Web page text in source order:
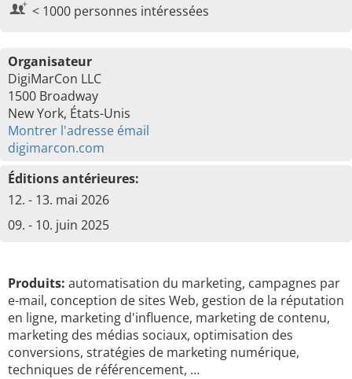
< 1000 personnes intéressées
Organisateur
DigiMarCon LLC
1500 Broadway
New York, États-Unis
Montrer l'adresse émail
digimarcon.com
Éditions antérieures:
12. - 13. mai 2026
09. - 10. juin 2025
Produits: automatisation du marketing, campagnes par
e-mail, conception de sites Web, gestion de la réputation
en ligne, marketing d'influence, marketing de contenu,
marketing des médias sociaux, optimisation des
conversions, stratégies de marketing numérique,
techniques de référencement, …